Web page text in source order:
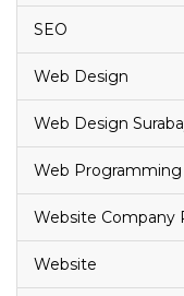
SEO
Web Design
Web Design
Web Programming
Website Company
Website